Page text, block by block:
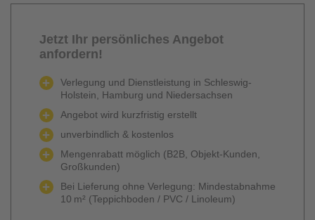
Jetzt Ihr persönliches Angebot
anfordern!
Verlegung und Dienstleistung in Schleswig-
Holstein, Hamburg und Niedersachsen
Angebot wird kurzfristig erstellt
unverbindlich & kostenlos
Mengenrabatt möglich (B2B, Objekt-Kunden,
Großkunden)
Bei Lieferung ohne Verlegung: Mindestabnahme
10 m² (Teppichboden / PVC / Linoleum)